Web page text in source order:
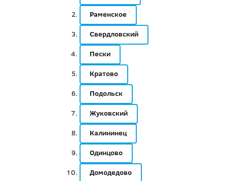
Раменское
Свердловский
Пески
Кратово
Подольск
Жуковский
Калининец
Одинцово
Домодедово